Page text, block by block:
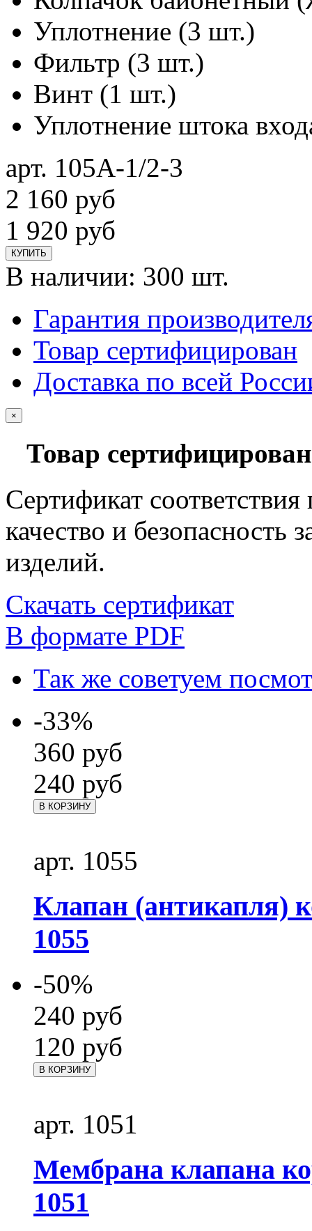
Уплотнение (3 шт.)
Фильтр (3 шт.)
Винт (1 шт.)
Уплотнение штока
арт. 105A-1/2-3
2 160 руб
1 920 руб
КУПИТЬ
В наличии: 300 шт.
Гарантия
Товар сертифицирован
Доставка по всей
×
Товар сертифицирован
Сертификат
качество и безопасность
изделий.
Скачать сертификат
В формате PDF
Так же советуем
-33%
360 руб
240 руб
В КОРЗИНУ
арт. 1055
Клапан (антикапля)
1055
-50%
240 руб
120 руб
В КОРЗИНУ
арт. 1051
Мембрана клапана
1051